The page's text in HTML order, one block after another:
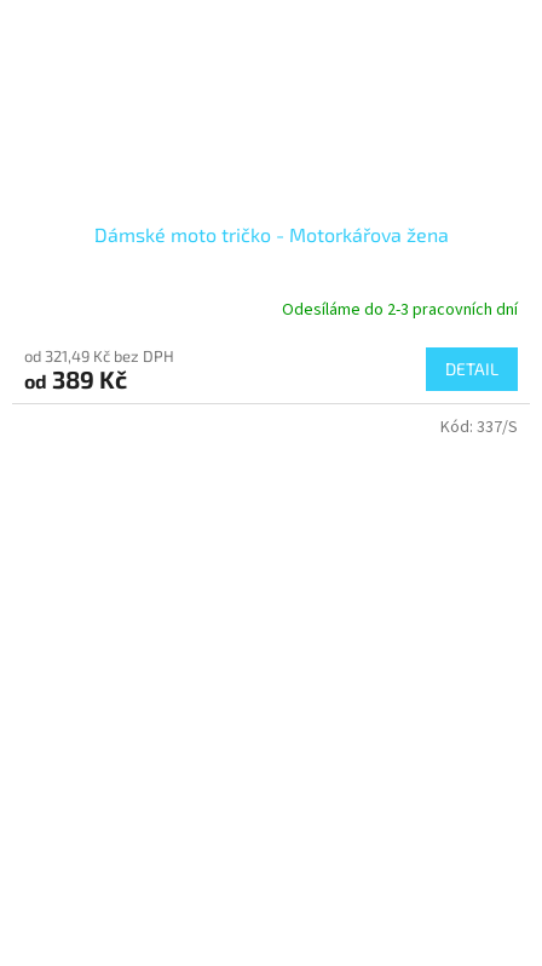
Dámské moto tričko - Motorkářova žena
Odesíláme do 2-3 pracovních dní
od 321,49 Kč bez DPH
od 389 Kč DETAIL
Kód: 337/S